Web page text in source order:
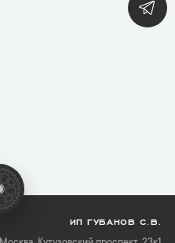
ИП ГУБАНОВ С.В.